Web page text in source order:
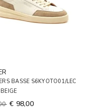
BASSE S6KYOTO01/LEC
€ 98,00